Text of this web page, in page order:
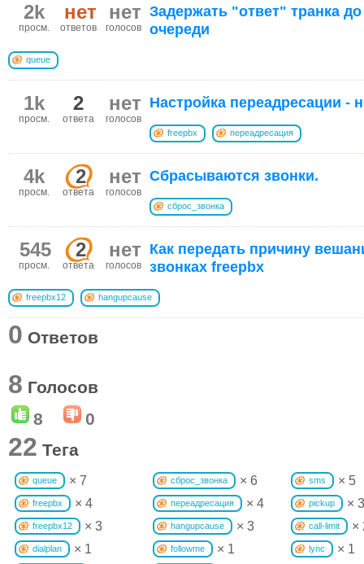
нет
голосов
нет
ответов
2k
просм.
Задержать "ответ" транка
очереди
queue
нет
голосов
2
ответа
1k
просм.
Настройка переадресации -
freepbx переадресация
нет
голосов
2
ответа
4k
просм.
Сбрасываются звонки.
сброс_звонка
нет
голосов
2
ответа
545
просм.
Как передать причину
звонках freepbx
freepbx12 hangupcause
0 Ответов
8 Голосов
8
0
22 Тега
queue × 7 сброс_звонка × 6 sms × 5
freepbx × 4 переадресация × 4 pickup × 3
freepbx12 × 3 hangupcause × 3 call-limit ×
dialplan × 1 followme × 1 lync × 1